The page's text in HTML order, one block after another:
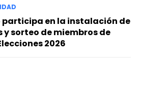
participa en la instalación de
y sorteo de miembros de
2026